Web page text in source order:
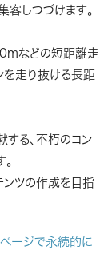
しつづけます。
などの短距離走
を走り抜ける長距
る、不朽のコン
ンツの作成を目指
ージで永続的に